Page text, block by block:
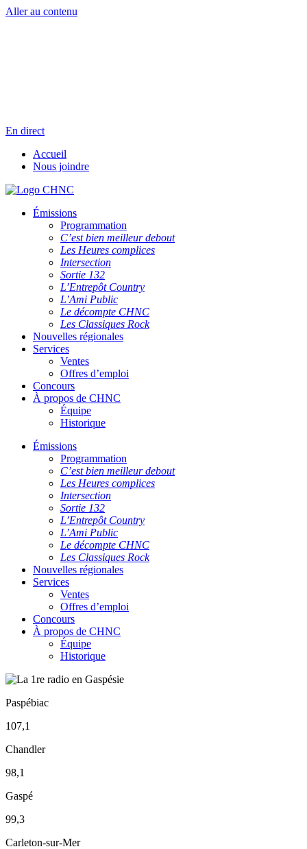
Aller au contenu
En direct
Accueil
Nous joindre
Émissions
Programmation
C’est bien meilleur debout
Les Heures complices
Intersection
Sortie 132
L’Entrepôt Country
L’Ami Public
Le décompte CHNC
Les Classiques Rock
Nouvelles régionales
Services
Ventes
Offres d’emploi
Concours
À propos de CHNC
Équipe
Historique
Émissions
Programmation
C’est bien meilleur debout
Les Heures complices
Intersection
Sortie 132
L’Entrepôt Country
L’Ami Public
Le décompte CHNC
Les Classiques Rock
Nouvelles régionales
Services
Ventes
Offres d’emploi
Concours
À propos de CHNC
Équipe
Historique
Paspébiac
107,1
Chandler
98,1
Gaspé
99,3
Carleton-sur-Mer